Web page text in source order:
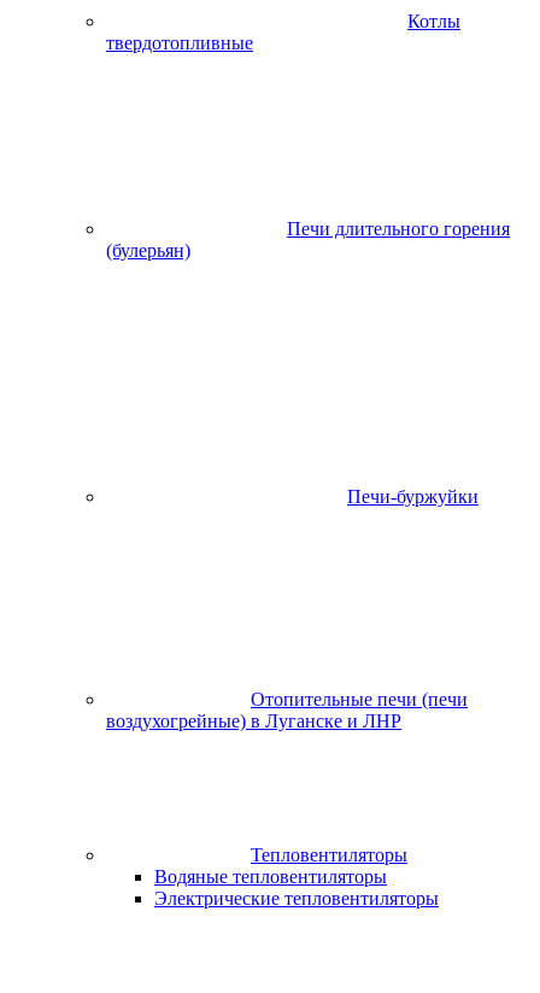
Котлы
твердотопливные
Печи длительного горения
(булерьян)
Печи-буржуйки
Отопительные печи (печи
воздухогрейные) в Луганске и ЛНР
Тепловентиляторы
Водяные тепловентиляторы
Электрические тепловентиляторы